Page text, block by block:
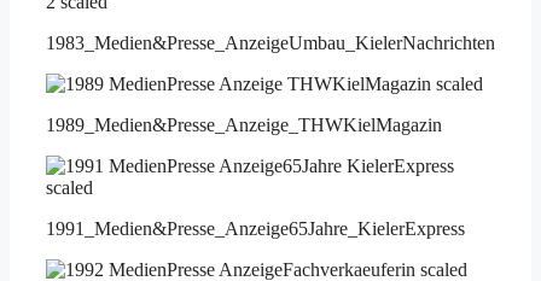
1983_Medien&Presse_AnzeigeUmbau_KielerNachrichten
1989_Medien&Presse_Anzeige_THWKielMagazin
1991_Medien&Presse_Anzeige65Jahre_KielerExpress